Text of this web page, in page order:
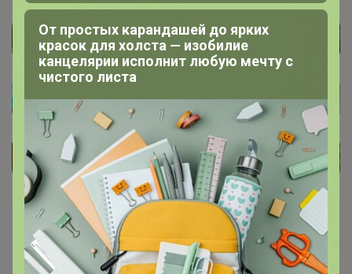
Каталог
Карнавальные костюмы
От простых карандашей до ярких
красок для холста — изобилие
канцелярии исполнит любую мечту с
чистого листа